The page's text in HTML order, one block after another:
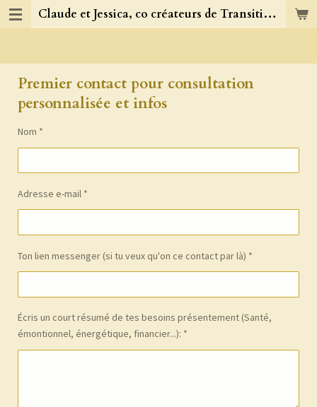
Passer
principal
Claude et Jessica, co créateurs de TransitionJC
Premier contact pour consultation
personnalisée et infos
Nom *
Adresse e-mail *
Ton lien messenger (si tu veux qu'on ce contact par là) *
Écris un court résumé de tes besoins présentement (Santé,
émontionnel, énergétique, financier...): *